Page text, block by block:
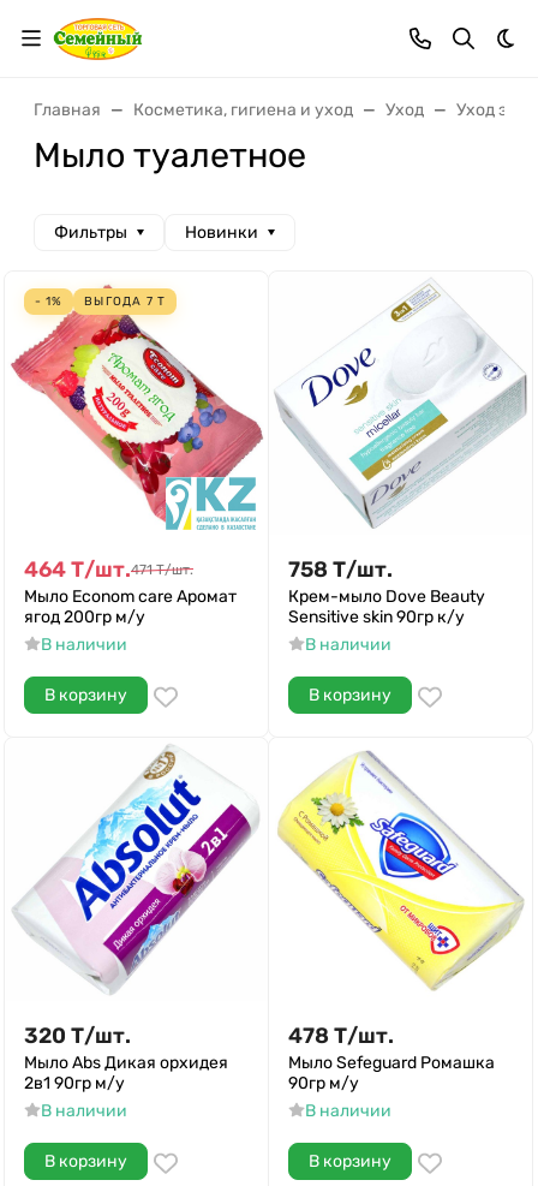
Главная Косметика, гигиена и уход Уход Уход за
Мыло туалетное
Фильтры Новинки
- 1% ВЫГОДА 7 Т
464Т/шт.471 Т/шт.
Мыло Econom care Аромат
ягод 200гр м/у
В наличии
В корзину
758 Т/шт.
Крем-мыло Dove Beauty
Sensitive skin 90гр к/у
В наличии
В корзину
320 Т/шт.
Мыло Abs Дикая орхидея
2в1 90гр м/у
В наличии
В корзину
478 Т/шт.
Мыло Sefeguard Ромашка
90гр м/у
В наличии
В корзину